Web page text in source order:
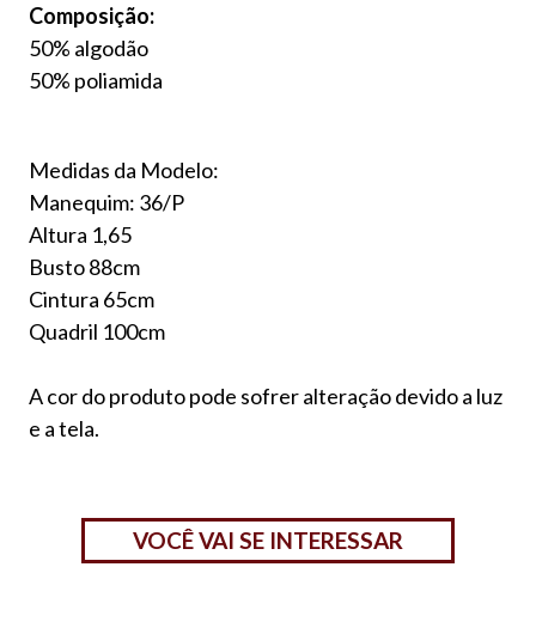
Composição:
50% algodão
50% poliamida
Medidas da Modelo:
Manequim: 36/P
Altura 1,65
Busto 88cm
Cintura 65cm
Quadril 100cm
A cor do produto pode sofrer alteração devido a luz
e a tela.
VOCÊ VAI SE INTERESSAR